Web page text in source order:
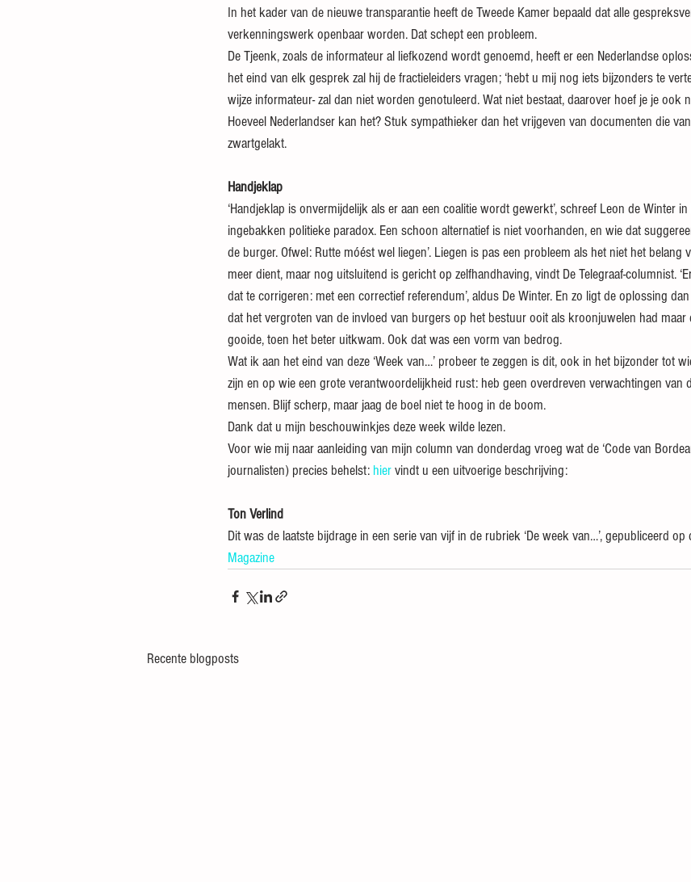
In het kader van de nieuwe transparantie heeft de Tweede Kamer bepaald dat alle
verkenningswerk openbaar worden. Dat schept een probleem.
De Tjeenk, zoals de informateur al liefkozend wordt genoemd, heeft er een Nederlandse
het eind van elk gesprek zal hij de fractieleiders vragen; ‘hebt u mij nog iets bijzonders te
wijze informateur- zal dan niet worden genotuleerd. Wat niet bestaat, daarover hoef je je ook
Hoeveel Nederlandser kan het? Stuk sympathieker dan het vrijgeven van documenten die
zwartgelakt.
Handjeklap
‘Handjeklap is onvermijdelijk als er aan een coalitie wordt gewerkt’, schreef Leon de Winter in
ingebakken politieke paradox. Een schoon alternatief is niet voorhanden, en wie dat
de burger. Ofwel: Rutte móést wel liegen’. Liegen is pas een probleem als het niet het belang
meer dient, maar nog uitsluitend is gericht op zelfhandhaving, vindt De Telegraaf-columnist.
dat te corrigeren: met een correctief referendum’, aldus De Winter. En zo ligt de oplossing
dat het vergroten van de invloed van burgers op het bestuur ooit als kroonjuwelen had
gooide, toen het beter uitkwam. Ook dat was een vorm van bedrog.
Wat ik aan het eind van deze ‘Week van…’ probeer te zeggen is dit, ook in het bijzonder tot
zijn en op wie een grote verantwoordelijkheid rust: heb geen overdreven verwachtingen van
mensen. Blijf scherp, maar jaag de boel niet te hoog in de boom.
Dank dat u mijn beschouwinkjes deze week wilde lezen.
Voor wie mij naar aanleiding van mijn column van donderdag vroeg wat de ‘Code van
journalisten) precies behelst: hier vindt u een uitvoerige beschrijving:
Ton Verlind
Dit was de laatste bijdrage in een serie van vijf in de rubriek ‘De week van…’, gepubliceerd op
Magazine
Recente blogposts